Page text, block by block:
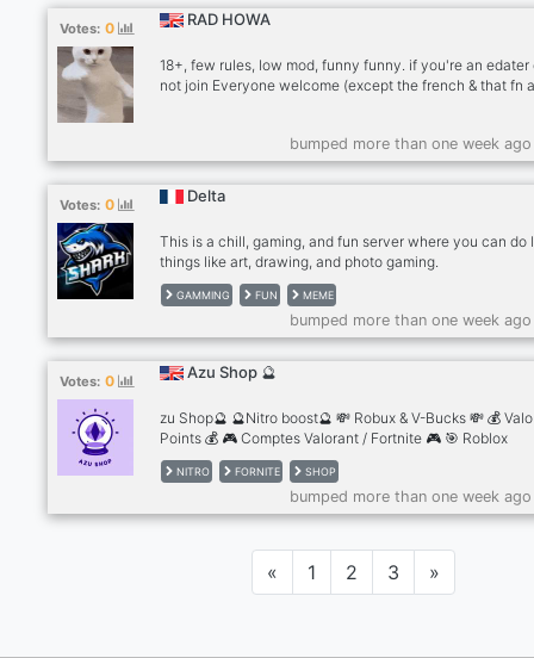
s’entraide. Que tu sois streamer, bricoleur, artiste ou juste
curieux, tu es le bienvenu(e) ! 📺 En bonus : suis les
dans le monde créatif ! ➕ Clique, entre, discute, partage.
Zoo t'attend 🦁
Votes: 0 RAD HOWA
18+, few rules, low mod, funny funny. if you're an edater
not join Everyone welcome (except the french & that fn
giveaways for inviting other active people if snowflake,
yourself and don't join.
bumped more than one week
Votes: 0 Delta
This is a chill, gaming, and fun server where you can do
things like art, drawing, and photo gaming.
GAMMING FUN MEME
bumped more than one week
Votes: 0 Azu Shop 🔮
zu Shop🔮 🔮Nitro boost🔮 💸 Robux & V-Bucks 💸 💰
Points 💰 🎮 Comptes Valorant / Fortnite 🎮 🎯 Roblox
Headless 🎯 💙 Boost Discord 💙 🇫🇷 French & English
Instant Delivery 🛒 🎉 Giveaway en cours 🎉
NITRO FORNITE SHOP
bumped more than one week
«Previous
1 2 3 »Next